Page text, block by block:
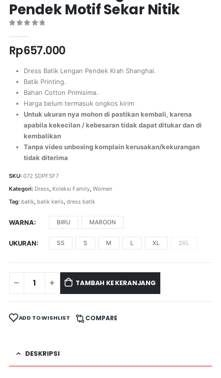
Pendek Motif Sekar Nitik
Rp657.000
Dress Batik Lengan Pendek Krah Shanghai.
Batik Printing.
Bahan Cotton Primisima.
Harga belum termasuk ongkos kirim
Untuk ukuran nya mohon di pastikan kembali, karena
apabila kekecilan / kebesaran tidak dapat ditukar dan di
kembalikan
Tanpa video unboxing komplain kerusakan/kekurangan
tidak diterima
SKU: 072 SDPFSF7
Kategori: Dress, Koleksi Family, Women
Tag: batik, batik keris, dress batik
WARNA BIRU MAROON
UKURAN SS S M L XL 2XL
TAMBAH KE KERANJANG
ADD TO WISHLIST COMPARE
DESKRIPSI